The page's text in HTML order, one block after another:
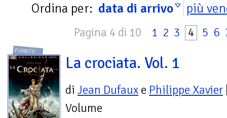
Ordina per: data di arrivo più
Pagina 4 di 10 1 2 3 4 5 6
FUMETTI
La crociata. Vol. 1
di Jean Dufaux e Philippe Xavier
Volume